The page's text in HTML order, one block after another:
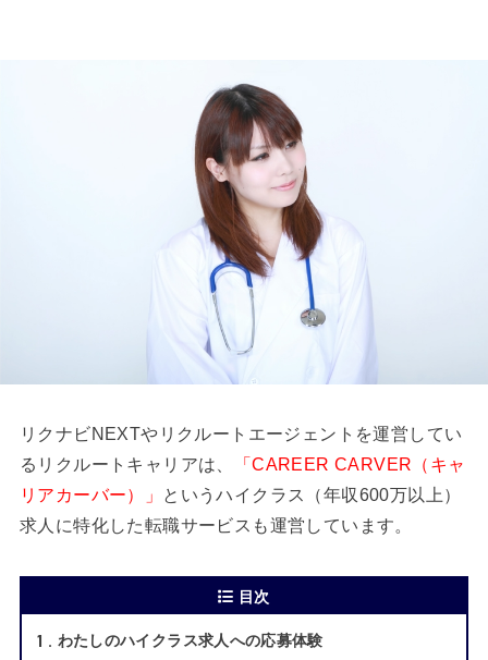
リクナビNEXTやリクルートエージェントを運営してい
るリクルートキャリアは、
「CAREER CARVER（キャ
リアカーバー）」
というハイクラス（年収600万以上）
求人に特化した転職サービスも運営しています。
目次
1 わたしのハイクラス求人への応募体験